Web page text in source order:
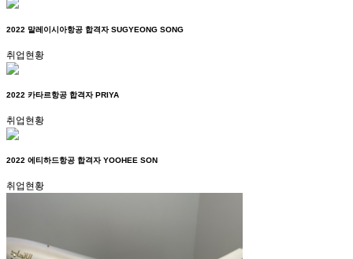
2022 말레이시아항공 합격자 SUGYEONG SONG
취업현황
2022 카타르항공 합격자 PRIYA
취업현황
2022 에티하드항공 합격자 YOOHEE SON
취업현황